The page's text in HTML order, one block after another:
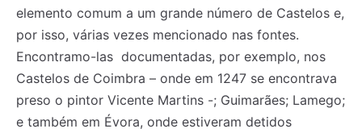
elemento comum a um grande número de Castelos e,
por isso, várias vezes mencionado nas fontes.
Encontramo-las documentadas, por exemplo, nos
Castelos de Coimbra – onde em 1247 se encontrava
preso o pintor Vicente Martins -; Guimarães; Lamego;
e também em Évora, onde estiveram detidos